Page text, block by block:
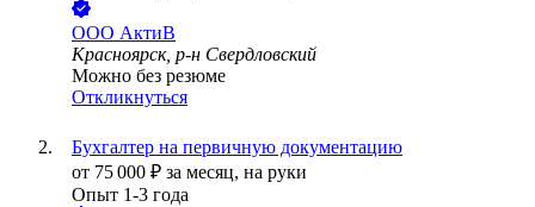
ООО АктиВ
Красноярск, р-н Свердловский
Можно без резюме
Откликнуться
Бухгалтер на первичную документацию
от 75 000 ₽ за месяц, на руки
Опыт 1-3 года